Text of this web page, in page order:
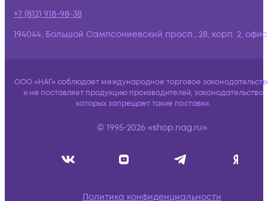
+7 (812) 918-98-38
194044, Большой Сампсониевский просп., 28, корп. 2,
ООО «НАГ» соблюдает международное торговое
и не поставляет продукцию производителей, законодательство
которых запрещает такие поставки.
© 1995-2026 «shop.nag.ru»
Политика конфиденциальности